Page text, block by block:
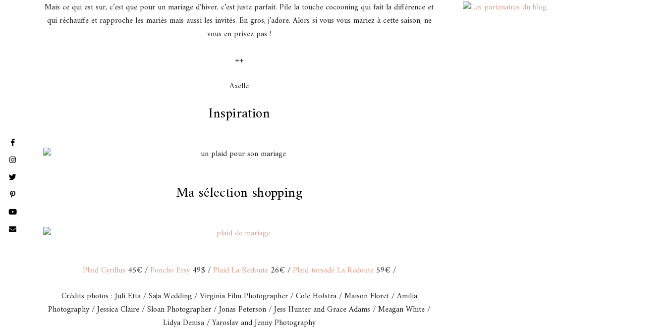
Mais ce qui est sur, c’est que pour un mariage d’hiver, c’est juste parfait. Pile la touche cocooning qui fait la différence et
qui réchauffe et rapproche les mariés mais aussi les invités. En gros, j’adore. Alors si vous vous mariez à cette saison, ne
vous en privez pas !
++
Axelle
Inspiration
Ma sélection shopping
Plaid Cyrillus 45€ /Poncho Etsy49$ /Plaid La Redoute26€ /Plaid torsadé La Redoute59€ /
Crédits photos : Juli Etta / Saja Wedding / Virginia Film Photographer / Cole Hofstra / Maison Floret / Amilia
Photography / Jessica Claire / Sloan Photographer / Jonas Peterson / Jess Hunter and Grace Adams / Meagan White /
Lidya Denisa / Yaroslav and Jenny Photography